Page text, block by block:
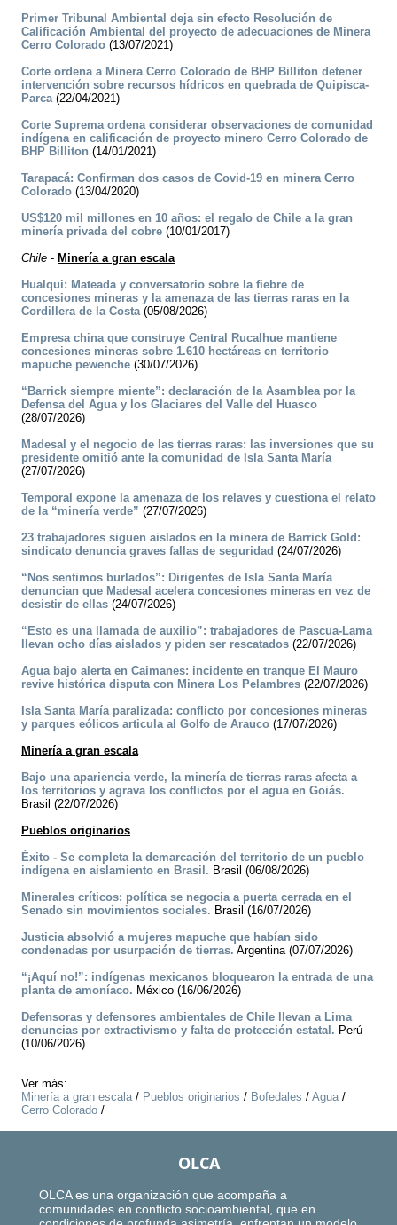
Primer Tribunal Ambiental deja sin efecto Resolución de
Calificación Ambiental del proyecto de adecuaciones de Minera
Cerro Colorado (13/07/2021)
Corte ordena a Minera Cerro Colorado de BHP Billiton detener
intervención sobre recursos hídricos en quebrada de Quipisca-
Parca(22/04/2021)
Corte Suprema ordena considerar observaciones de comunidad
indígena en calificación de proyecto minero Cerro Colorado de
BHP Billiton (14/01/2021)
Tarapacá: Confirman dos casos de Covid-19 en minera Cerro
Colorado (13/04/2020)
US$120 mil millones en 10 años: el regalo de Chile a la gran
minería privada del cobre (10/01/2017)
Chile - Minería a gran escala
Hualqui: Mateada y conversatorio sobre la fiebre de
concesiones mineras y la amenaza de las tierras raras en la
Cordillera de la Costa(05/08/2026)
Empresa china que construye Central Rucalhue mantiene
concesiones mineras sobre 1.610 hectáreas en territorio
mapuche pewenche (30/07/2026)
“Barrick siempre miente”: declaración de la Asamblea por la
Defensa del Agua y los Glaciares del Valle del Huasco
(28/07/2026)
Madesal y el negocio de las tierras raras: las inversiones que su
presidente omitió ante la comunidad de Isla Santa María
(27/07/2026)
Temporal expone la amenaza de los relaves y cuestiona el relato
de la “minería verde” (27/07/2026)
23 trabajadores siguen aislados en la minera de Barrick Gold:
sindicato denuncia graves fallas de seguridad (24/07/2026)
“Nos sentimos burlados”: Dirigentes de Isla Santa María
denuncian que Madesal acelera concesiones mineras en vez de
desistir de ellas (24/07/2026)
“Esto es una llamada de auxilio”: trabajadores de Pascua-Lama
llevan ocho días aislados y piden ser rescatados (22/07/2026)
Agua bajo alerta en Caimanes: incidente en tranque El Mauro
revive histórica disputa con Minera Los Pelambres (22/07/2026)
Isla Santa María paralizada: conflicto por concesiones mineras
y parques eólicos articula al Golfo de Arauco (17/07/2026)
Minería a gran escala
Bajo una apariencia verde, la minería de tierras raras afecta a
los territorios y agrava los conflictos por el agua en Goiás.
Brasil (22/07/2026)
Pueblos originarios
Éxito - Se completa la demarcación del territorio de un pueblo
indígena en aislamiento en Brasil. Brasil (06/08/2026)
Minerales críticos: política se negocia a puerta cerrada en el
Senado sin movimientos sociales. Brasil (16/07/2026)
Justicia absolvió a mujeres mapuche que habían sido
condenadas por usurpación de tierras. Argentina (07/07/2026)
“¡Aquí no!”: indígenas mexicanos bloquearon la entrada de una
planta de amoníaco. México (16/06/2026)
Defensoras y defensores ambientales de Chile llevan a Lima
denuncias por extractivismo y falta de protección estatal. Perú
(10/06/2026)
Ver más:
Minería a gran escala/ Pueblos originarios / Bofedales / Agua/
Cerro Colorado /
OLCA
OLCA es una organización que acompaña a
comunidades en conflicto socioambiental, que en